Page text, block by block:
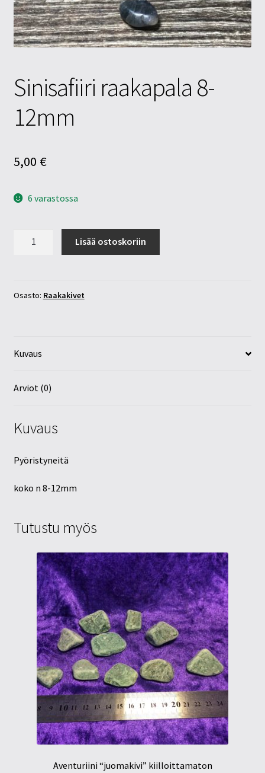
Tietosuojaseloste
Tuotteet
Sinisafiiri raakapala 8-
12mm
5,00 €
6 varastossa
määrä
Lisää ostoskoriin
Osasto: Raakakivet
Kuvaus
Arviot (0)
Kuvaus
Pyöristyneitä
koko n 8-12mm
Tutustu myös
Aventuriini “juomakivi” kiilloittamaton